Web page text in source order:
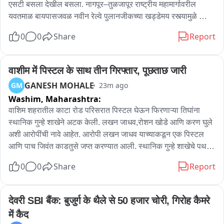
एसटी बसला देखील बसला. नागपूर–तुळजापूर राष्ट्रीय महामार्गावरील
यवतमाळ बायपासजवळ नवीन रेल्वे पुलानजीकच्या खड्डेमय रस्त्यामुळे
सुदैवाने कोणतीही जीवितहानी झाली नाही, मात्र एसटी बसचे मोठे नुकसान
तासांनी मेकॅनिकल पथक घटनास्थळी पोहोचले. महामार्गावरील खड्ड्यांमुळे
एसटीसह खासगी वाहनांचेही नुकसान होत आहे.
0 0 Share Report
वाशीम में पिस्टल के साथ तीन गिरफ्तार, पूछताछ जारी
GM GANESH MOHALE 23m ago
Washim, Maharashtra:
वाशिम शहरातील काटा रोड परिसरात पिस्टल घेऊन फिरणाऱ्या तिघांना
स्थानिक गुन्हे शाखेने अटक केली. लखन जाधव,रोशन खोडे आणि करण घुले
अशी आरोपींची नावे आहेत. आरोपी लखन जाधव याच्याकडून एक पिस्टल
आणि पाच जिवंत काडतुसे जप्त करण्यात आली. स्थानिक गुन्हे शाखेचे पथक
करण्यात आली. पोलिसांना पाहताच तिघांनी पळून जाण्याचा प्रयत्न केला;
पोलीस ठाणीत गुन्हा दाखल करण्यात आला असून पिस्टल कुठून आणले आणि
या प्रकरणात आणखी कोणाचा सहभाग आहे,याचा तपास सुरू आहे.
0 0 Share Report
देवरी SBI बैंक: बुजुर्ग के थैले से 50 हजार चोरी, गिरोह कैमरे
में कैद